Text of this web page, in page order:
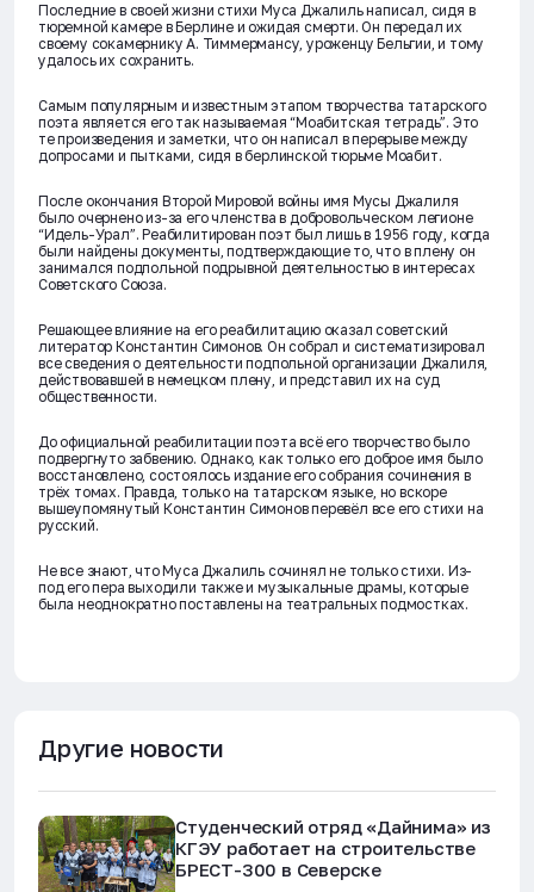
Последние в своей жизни стихи Муса Джалиль написал, сидя в
тюремной камере в Берлине и ожидая смерти. Он передал их
своему сокамернику А. Тиммермансу, уроженцу Бельгии, и тому
удалось их сохранить.
Самым популярным и известным этапом творчества татарского
поэта является его так называемая “Моабитская тетрадь”. Это
те произведения и заметки, что он написал в перерыве между
допросами и пытками, сидя в берлинской тюрьме Моабит.
После окончания Второй Мировой войны имя Мусы Джалиля
было очернено из-за его членства в добровольческом легионе
“Идель-Урал”. Реабилитирован поэт был лишь в 1956 году, когда
были найдены документы, подтверждающие то, что в плену он
занимался подпольной подрывной деятельностью в интересах
Советского Союза.
Решающее влияние на его реабилитацию оказал советский
литератор Константин Симонов. Он собрал и систематизировал
все сведения о деятельности подпольной организации Джалиля,
действовавшей в немецком плену, и представил их на суд
общественности.
До официальной реабилитации поэта всё его творчество было
подвергнуто забвению. Однако, как только его доброе имя было
восстановлено, состоялось издание его собрания сочинения в
трёх томах. Правда, только на татарском языке, но вскоре
вышеупомянутый Константин Симонов перевёл все его стихи на
русский.
Не все знают, что Муса Джалиль сочинял не только стихи. Из-
под его пера выходили также и музыкальные драмы, которые
была неоднократно поставлены на театральных подмостках.
Другие новости
Студенческий отряд «Дайнима» из
КГЭУ работает на строительстве
БРЕСТ-300 в Северске